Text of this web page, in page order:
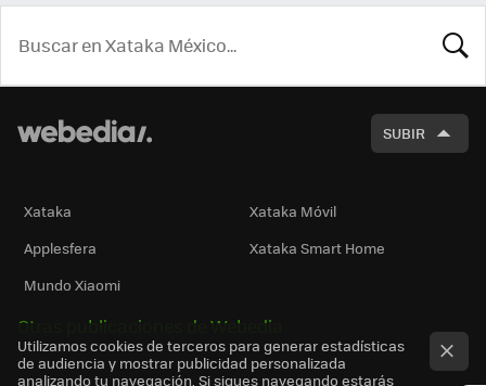
SUBIR
Xataka
Xataka Móvil
Applesfera
Xataka Smart Home
Mundo Xiaomi
Otras publicaciones de Webedia
Utilizamos cookies de terceros para generar estadísticas
de audiencia y mostrar publicidad personalizada
analizando tu navegación. Si sigues navegando estarás